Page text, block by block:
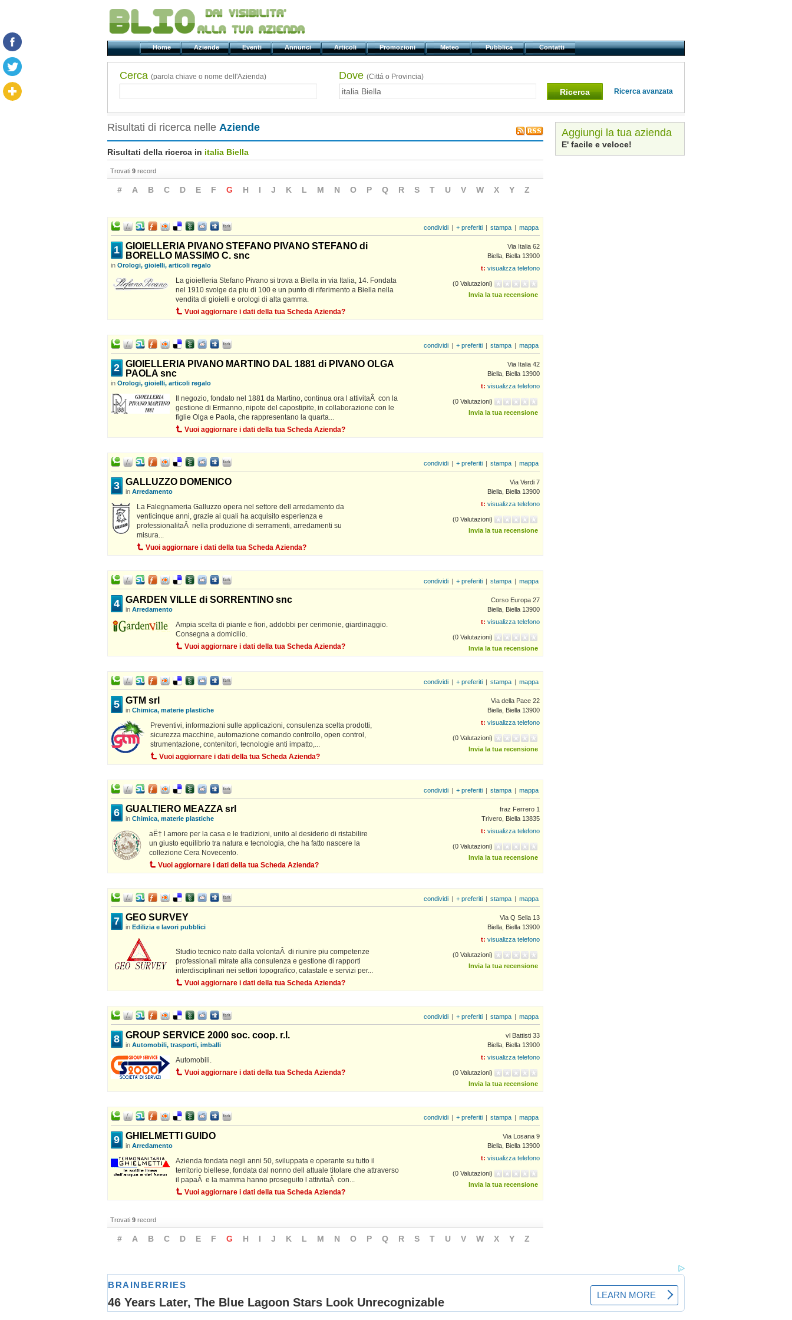
Home Aziende Eventi Annunci Articoli Promozioni Meteo Pubblica Contatti
Cerca (parola chiave o nome dell'Azienda) Dove(Cittá o Provincia)
Ricerca Ricerca avanzata
Risultati di ricerca nelle Aziende
Risultati della ricerca in italia Biella
Trovati 9 record
# A B C D E F G H I J K L M N O P Q R S T U V W X Y Z
condividi + preferiti stampa mappa
1 GIOIELLERIA PIVANO STEFANO PIVANO STEFANO di
BORELLO MASSIMO C. snc
in Orologi, gioielli, articoli regalo
La gioielleria Stefano Pivano si trova a Biella in via Italia, 14. Fondata
nel 1910 svolge da piu di 100 e un punto di riferimento a Biella nella
vendita di gioielli e orologi di alta gamma.
Vuoi aggiornare i dati della tua Scheda Azienda?
Via Italia 62
Biella, Biella 13900
t: visualizza telefono
(0 Valutazioni)
Invia la tua recensione
condividi + preferiti stampa mappa
2 GIOIELLERIA PIVANO MARTINO DAL 1881 di PIVANO OLGA
PAOLA snc
in Orologi, gioielli, articoli regalo
Il negozio, fondato nel 1881 da Martino, continua ora l attivitaÂ con la
gestione di Ermanno, nipote del capostipite, in collaborazione con le
figlie Olga e Paola, che rappresentano la quarta...
Vuoi aggiornare i dati della tua Scheda Azienda?
Via Italia 42
Biella, Biella 13900
t: visualizza telefono
(0 Valutazioni)
Invia la tua recensione
condividi + preferiti stampa mappa
3 GALLUZZO DOMENICO
in Arredamento
La Falegnameria Galluzzo opera nel settore dell arredamento da
venticinque anni, grazie ai quali ha acquisito esperienza e
professionalitaÂ nella produzione di serramenti, arredamenti su
misura...
Vuoi aggiornare i dati della tua Scheda Azienda?
Via Verdi 7
Biella, Biella 13900
t: visualizza telefono
(0 Valutazioni)
Invia la tua recensione
condividi + preferiti stampa mappa
4 GARDEN VILLE di SORRENTINO snc
in Arredamento
Ampia scelta di piante e fiori, addobbi per cerimonie, giardinaggio.
Consegna a domicilio.
Vuoi aggiornare i dati della tua Scheda Azienda?
Corso Europa 27
Biella, Biella 13900
t: visualizza telefono
(0 Valutazioni)
Invia la tua recensione
condividi + preferiti stampa mappa
5 GTM srl
in Chimica, materie plastiche
Preventivi, informazioni sulle applicazioni, consulenza scelta prodotti,
sicurezza macchine, automazione comando controllo, open control,
strumentazione, contenitori, tecnologie anti impatto,...
Vuoi aggiornare i dati della tua Scheda Azienda?
Via della Pace 22
Biella, Biella 13900
t: visualizza telefono
(0 Valutazioni)
Invia la tua recensione
condividi + preferiti stampa mappa
6 GUALTIERO MEAZZA srl
in Chimica, materie plastiche
aË† l amore per la casa e le tradizioni, unito al desiderio di ristabilire
un giusto equilibrio tra natura e tecnologia, che ha fatto nascere la
collezione Cera Novecento.
Vuoi aggiornare i dati della tua Scheda Azienda?
fraz Ferrero 1
Trivero, Biella 13835
t: visualizza telefono
(0 Valutazioni)
Invia la tua recensione
condividi + preferiti stampa mappa
7 GEO SURVEY
in Edilizia e lavori pubblici
Studio tecnico nato dalla volontaÂ di riunire piu competenze
professionali mirate alla consulenza e gestione di rapporti
interdisciplinari nei settori topografico, catastale e servizi per...
Vuoi aggiornare i dati della tua Scheda Azienda?
Via Q Sella 13
Biella, Biella 13900
t: visualizza telefono
(0 Valutazioni)
Invia la tua recensione
condividi + preferiti stampa mappa
8 GROUP SERVICE 2000 soc. coop. r.l.
in Automobili, trasporti, imballi
Automobili.
Vuoi aggiornare i dati della tua Scheda Azienda?
vl Battisti 33
Biella, Biella 13900
t: visualizza telefono
(0 Valutazioni)
Invia la tua recensione
condividi + preferiti stampa mappa
9 GHIELMETTI GUIDO
in Arredamento
Azienda fondata negli anni 50, sviluppata e operante su tutto il
territorio biellese, fondata dal nonno dell attuale titolare che attraverso
il papaÂ e la mamma hanno proseguito l attivitaÂ con...
Vuoi aggiornare i dati della tua Scheda Azienda?
Via Losana 9
Biella, Biella 13900
t: visualizza telefono
(0 Valutazioni)
Invia la tua recensione
Trovati 9 record
# A B C D E F G H I J K L M N O P Q R S T U V W X Y Z
Aggiungi la tua azienda
E' facile e veloce!